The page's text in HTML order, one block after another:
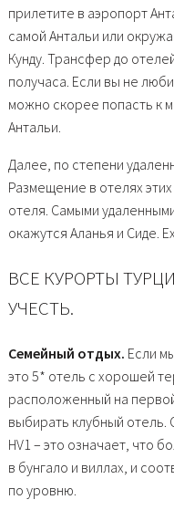
прилетите в аэропорт
самой Антальи или
Кунду. Трансфер до
получаса. Если вы не
можно скорее попасть к
Антальи.
Далее, по степени
Размещение в отелях
отеля. Самыми
окажутся Аланья и Сиде.
ВСЕ КУРОРТЫ
УЧЕСТЬ.
Семейный отдых. Если
это 5* отель с хорошей
расположенный на
выбирать клубный
HV1 – это означает, что
в бунгало и виллах, и
по уровню.